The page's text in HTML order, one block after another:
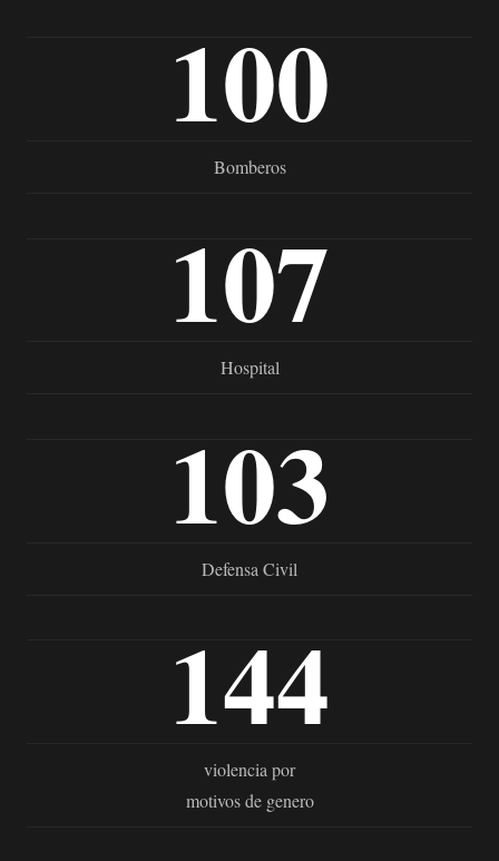
100
Bomberos
107
Hospital
103
Defensa Civil
144
violencia por
motivos de genero